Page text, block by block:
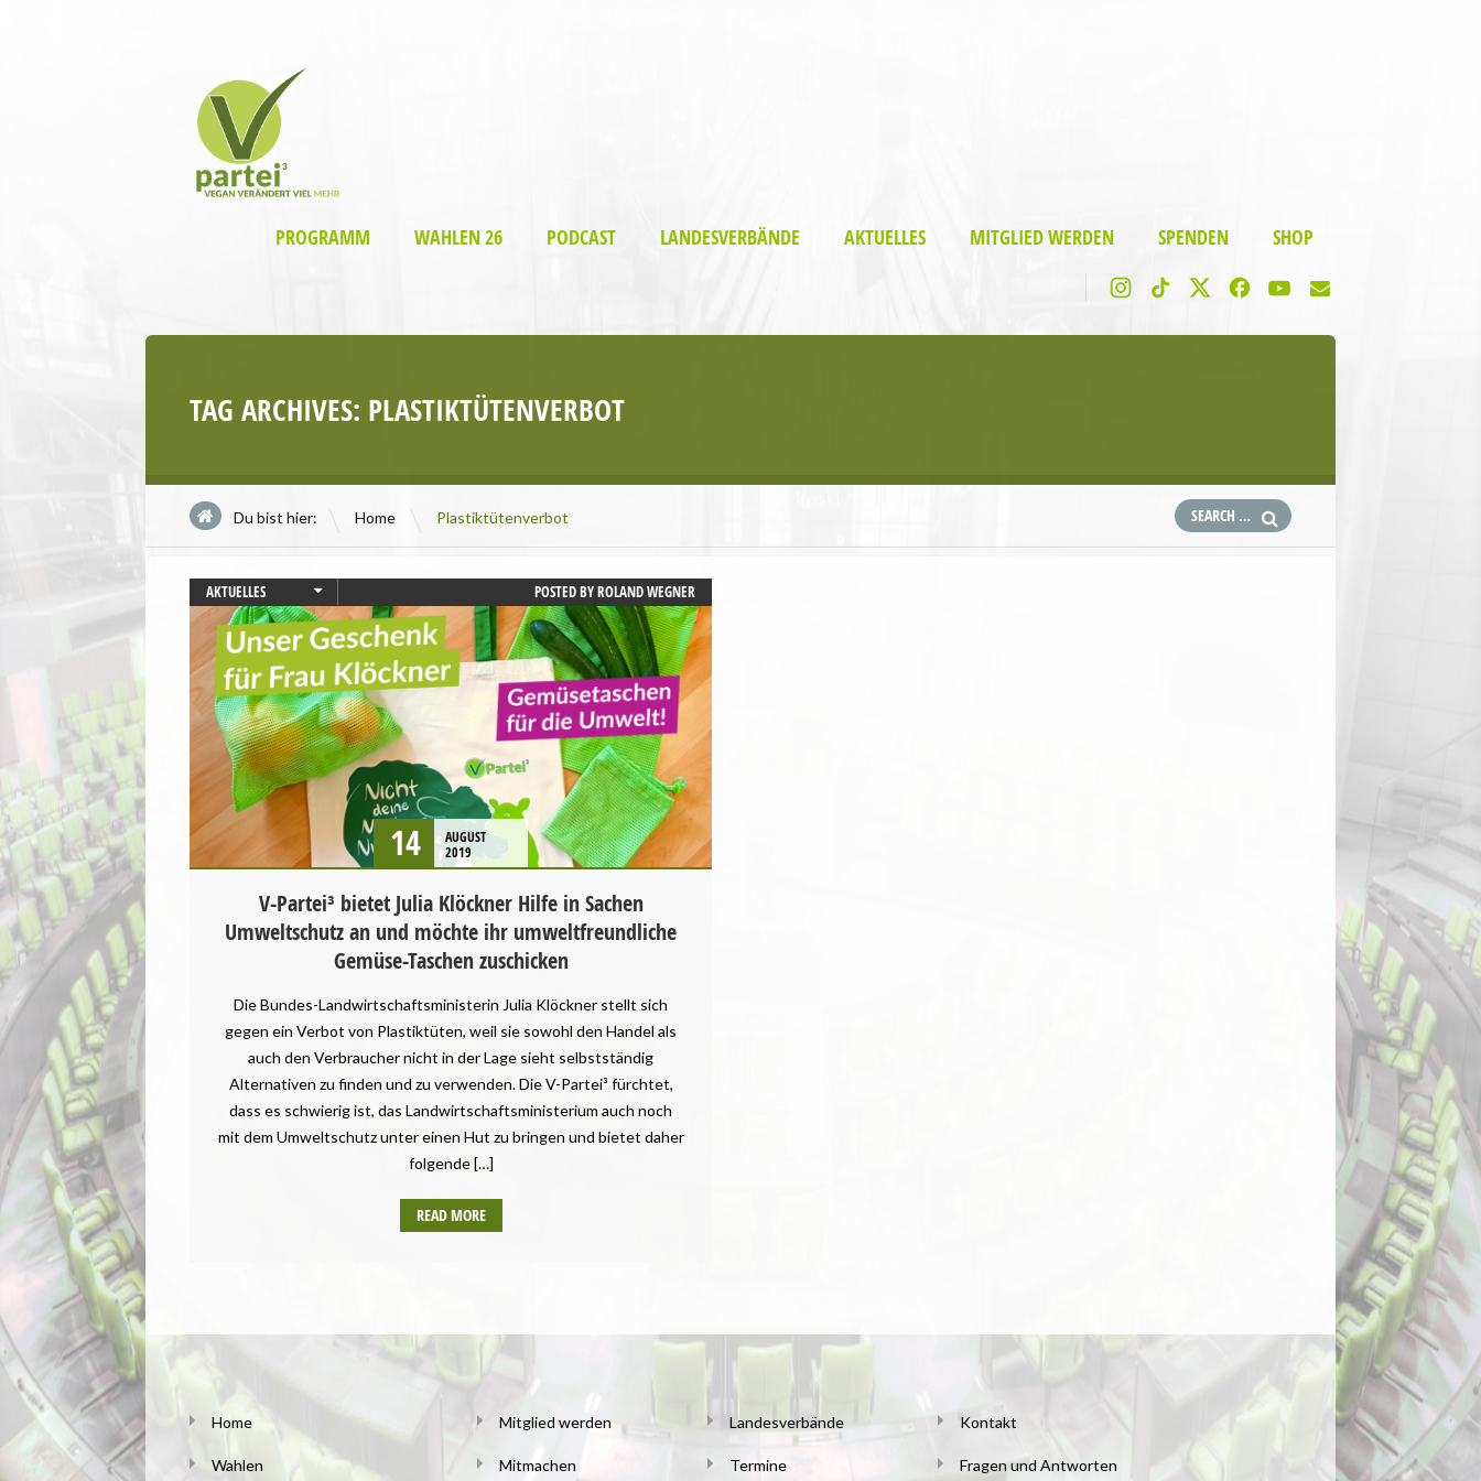
PROGRAMM WAHLEN 26 PODCAST LANDESVERBÄNDE AKTUELLES MITGLIED WERDEN SPENDEN SHOP
TAG ARCHIVES: PLASTIKTÜTENVERBOT
Du bist hier: Home \ Plastiktütenverbot
AKTUELLES
UMWELT UND KLIMA
POSTED BYROLAND WEGNER
14
AUGUST
2019
V-Partei³ bietet Julia Klöckner Hilfe in Sachen
Umweltschutz an und möchte ihr umweltfreundliche
Gemüse-Taschen zuschicken
Die Bundes-Landwirtschaftsministerin Julia Klöckner stellt sich
gegen ein Verbot von Plastiktüten, weil sie sowohl den Handel als
auch den Verbraucher nicht in der Lage sieht selbstständig
Alternativen zu finden und zu verwenden. Die V-Partei³ fürchtet,
dass es schwierig ist, das Landwirtschaftsministerium auch noch
mit dem Umweltschutz unter einen Hut zu bringen und bietet daher
folgende […]
READ MORE
Home
Wahlen
Mitglied werden
Mitmachen
Landesverbände
Termine
Kontakt
Fragen und Antworten